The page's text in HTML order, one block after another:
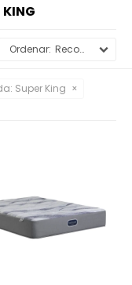
KING
Recomendados
Super King